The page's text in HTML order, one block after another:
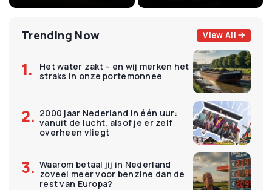
Trending Now View All
Het water zakt – en wij merken het
straks in onze portemonnee
2000 jaar Nederland in één uur:
vanuit de lucht, alsof je er zelf
overheen vliegt
Waarom betaal jij in Nederland
zoveel meer voor benzine dan de
rest van Europa?